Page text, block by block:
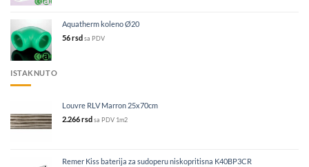
Aquatherm koleno Ø20
56rsdsa PDV
ISTAKNUTO
Louvre RLV Marron 25x70cm
2.266rsd sa PDV 1m2
Remer Kiss baterija za sudoperu niskopritisna K40BP3CR